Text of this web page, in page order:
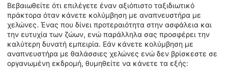
Βεβαιωθείτε ότι επιλέγετε έναν αξιόπιστο ταξιδιωτικό
πράκτορα όταν κάνετε κολύμβηση με αναπνευστήρα με
χελώνες. Ένας που δίνει προτεραιότητα στην ασφάλεια και
την ευτυχία των ζώων, ενώ παράλληλα σας προσφέρει την
καλύτερη δυνατή εμπειρία. Εάν κάνετε κολύμβηση με
αναπνευστήρα με θαλάσσιες χελώνες ενώ δεν βρίσκεστε σε
οργανωμένη εκδρομή, θυμηθείτε να κάνετε τα εξής: